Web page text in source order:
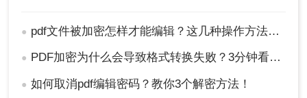
● pdf文件被加密怎样才能编辑？这几种操作方法十分简单!！
● PDF加密为什么会导致格式转换失败？3分钟看懂原因与解决方案！
● 如何取消pdf编辑密码？教你3个解密方法！